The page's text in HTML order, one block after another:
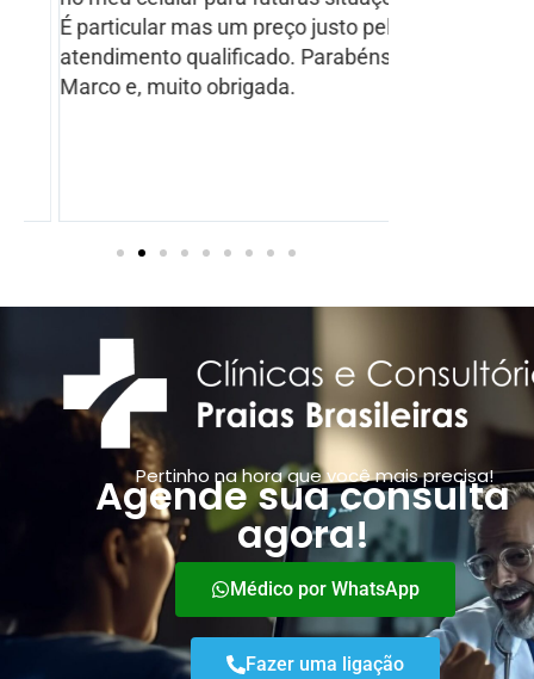
É particular mas um preço justo pelo
atendimento qualificado. Parabéns Dr.
Marco e, muito obrigada.
Pertinho na hora que você mais precisa!
Agende sua consulta
agora!
Médico por WhatsApp
Fazer uma ligação